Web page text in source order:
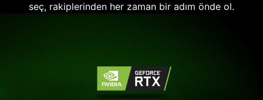
seç, rakiplerinden her zaman bir adım önde ol.